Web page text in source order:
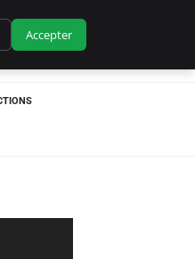
Accepter